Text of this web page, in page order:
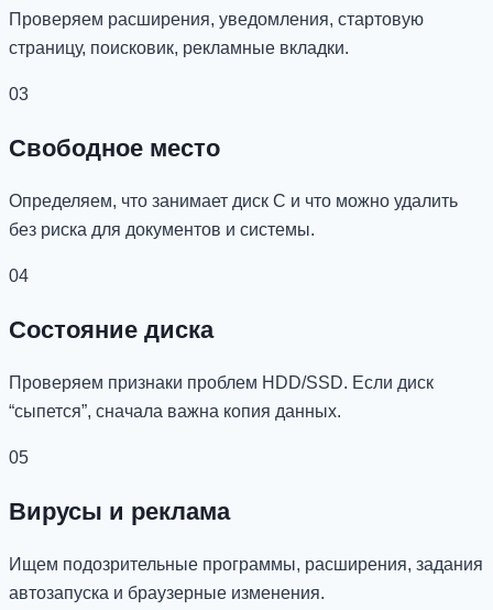
Проверяем расширения, уведомления, стартовую
страницу, поисковик, рекламные вкладки.
03
Свободное место
Определяем, что занимает диск C и что можно удалить
без риска для документов и системы.
04
Состояние диска
Проверяем признаки проблем HDD/SSD. Если диск
“сыпется”, сначала важна копия данных.
05
Вирусы и реклама
Ищем подозрительные программы, расширения, задания
автозапуска и браузерные изменения.